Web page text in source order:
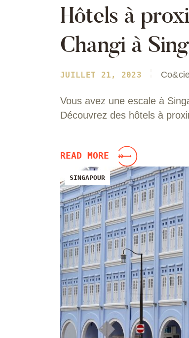
Hôtels à
Changi à
JUILLET 21, 2023
Vous avez une escale à
Découvrez des hôtels à
READ MORE
SINGAPOUR